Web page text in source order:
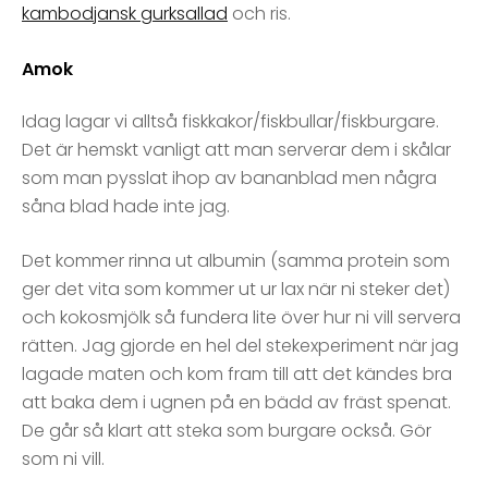
kambodjansk gurksallad och ris.
Amok
Idag lagar vi alltså fiskkakor/fiskbullar/fiskburgare.
Det är hemskt vanligt att man serverar dem i skålar
som man pysslat ihop av bananblad men några
såna blad hade inte jag.
Det kommer rinna ut albumin (samma protein som
ger det vita som kommer ut ur lax när ni steker det)
och kokosmjölk så fundera lite över hur ni vill servera
rätten. Jag gjorde en hel del stekexperiment när jag
lagade maten och kom fram till att det kändes bra
att baka dem i ugnen på en bädd av fräst spenat.
De går så klart att steka som burgare också. Gör
som ni vill.